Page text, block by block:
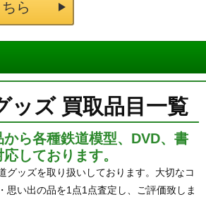
ら
ッズ 買取品目一覧
から各種鉄道模型、DVD、書
しております。
グッズを取り扱いしております。大切なコ
思い出の品を1点1点査定し、ご評価致しま